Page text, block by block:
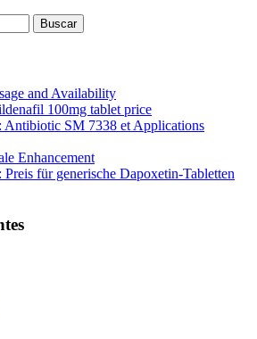
and Availability
100mg tablet price
Antibiotic SM 7338 et Applications
Enhancement
für generische Dapoxetin-Tabletten